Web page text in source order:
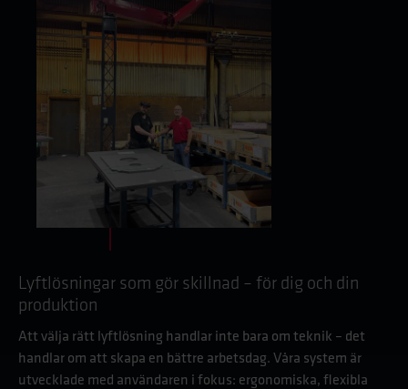
Lyftlösningar som gör skillnad – för dig och din
produktion
Att välja rätt lyftlösning handlar inte bara om teknik – det
handlar om att skapa en bättre arbetsdag. Våra system är
utvecklade med användaren i fokus: ergonomiska, flexibla